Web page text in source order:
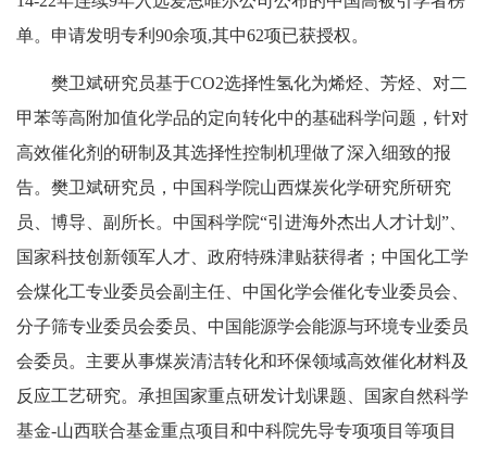
单。申请发明专利90余项,其中62项已获授权。
樊卫斌研究员基于CO2选择性氢化为烯烃、芳烃、对二
甲苯等高附加值化学品的定向转化中的基础科学问题，针对
高效催化剂的研制及其选择性控制机理做了深入细致的报
告。樊卫斌研究员，中国科学院山西煤炭化学研究所研究
员、博导、副所长。中国科学院“引进海外杰出人才计划”、
国家科技创新领军人才、政府特殊津贴获得者；中国化工学
会煤化工专业委员会副主任、中国化学会催化专业委员会、
分子筛专业委员会委员、中国能源学会能源与环境专业委员
会委员。主要从事煤炭清洁转化和环保领域高效催化材料及
反应工艺研究。承担国家重点研发计划课题、国家自然科学
基金-山西联合基金重点项目和中科院先导专项项目等项目